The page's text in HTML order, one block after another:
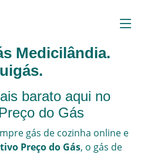
Medicilândia.
barato aqui no
do Gás
gás de cozinha online e
Preço do Gás, o gás de